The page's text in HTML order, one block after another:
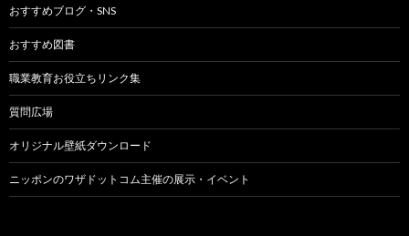
おすすめブログ・SNS
おすすめ図書
職業教育お役立ちリンク集
質問広場
オリジナル壁紙ダウンロード
ニッポンのワザドットコム主催の展示・イベント